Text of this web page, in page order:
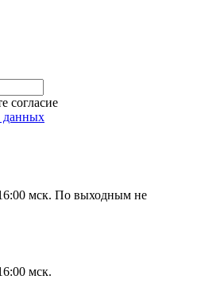
согласие
данных
мск. По выходным не
мск.